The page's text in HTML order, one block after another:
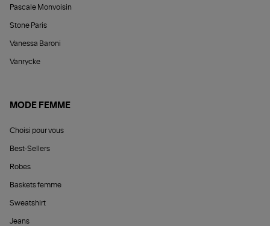
Pascale Monvoisin
Stone Paris
Vanessa Baroni
Vanrycke
MODE FEMME
Choisi pour vous
Best-Sellers
Robes
Baskets femme
Sweatshirt
Jeans